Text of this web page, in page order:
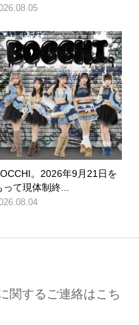
。2026年9月21日を
って現体制終...
関するご連絡はこち